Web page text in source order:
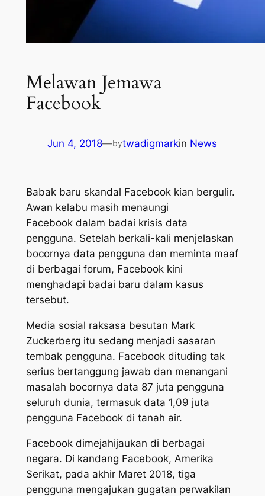
Melawan Jemawa
Facebook
Jun 4, 2018—bytwadigmarkin News
Babak baru skandal Facebook kian bergulir.
Awan kelabu masih menaungi
Facebook dalam badai krisis data
pengguna. Setelah berkali-kali menjelaskan
bocornya data pengguna dan meminta maaf
di berbagai forum, Facebook kini
menghadapi badai baru dalam kasus
tersebut.
Media sosial raksasa besutan Mark
Zuckerberg itu sedang menjadi sasaran
tembak pengguna. Facebook dituding tak
serius bertanggung jawab dan menangani
masalah bocornya data 87 juta pengguna
seluruh dunia, termasuk data 1,09 juta
pengguna Facebook di tanah air.
Facebook dimejahijaukan di berbagai
negara. Di kandang Facebook, Amerika
Serikat, pada akhir Maret 2018, tiga
pengguna mengajukan gugatan perwakilan